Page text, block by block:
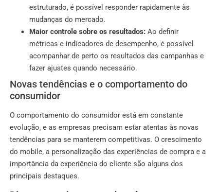
estruturado, é possível responder rapidamente às
mudanças do mercado.
Maior controle sobre os resultados: Ao definir
métricas e indicadores de desempenho, é possível
acompanhar de perto os resultados das campanhas e
fazer ajustes quando necessário.
Novas tendências e o comportamento do
consumidor
O comportamento do consumidor está em constante
evolução, e as empresas precisam estar atentas às novas
tendências para se manterem competitivas. O crescimento
do mobile, a personalização das experiências de compra e a
importância da experiência do cliente são alguns dos
principais destaques.